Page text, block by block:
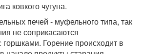
ковкого чугуна.
печей - муфельного типа, так
не соприкасаются
горшками. Горение происходит в